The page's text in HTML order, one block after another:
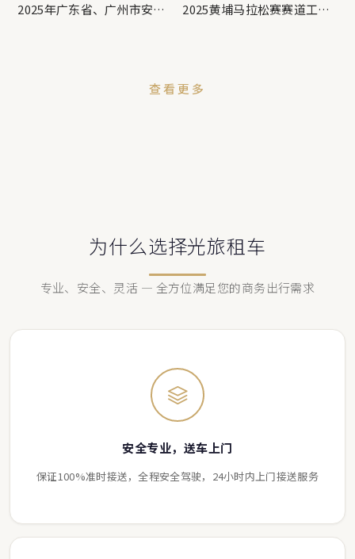
2025年广东省、广州市安全宣传咨询日活动停车证 2025黄埔马拉松赛赛道工作车证（序列车）
查看更多
为什么选择光旅租车
专业、安全、灵活 — 全方位满足您的商务出行需求
安全专业，送车上门
保证100%准时接送，全程安全驾驶，24小时内上门接送服务